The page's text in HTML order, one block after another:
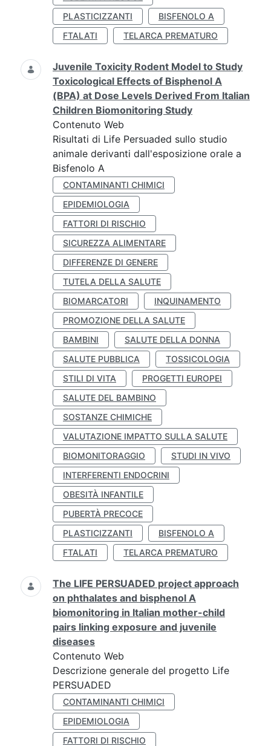
PLASTICIZZANTI
BISFENOLO A
FTALATI
TELARCA PREMATURO
Juvenile Toxicity Rodent Model to Study
Toxicological Effects of Bisphenol A
(BPA) at Dose Levels Derived From Italian
Children Biomonitoring Study
Contenuto Web
Risultati di Life Persuaded sullo studio
animale derivanti dall'esposizione orale a
Bisfenolo A
CONTAMINANTI CHIMICI
EPIDEMIOLOGIA
FATTORI DI RISCHIO
SICUREZZA ALIMENTARE
DIFFERENZE DI GENERE
TUTELA DELLA SALUTE
BIOMARCATORI
INQUINAMENTO
PROMOZIONE DELLA SALUTE
BAMBINI
SALUTE DELLA DONNA
SALUTE PUBBLICA
TOSSICOLOGIA
STILI DI VITA
PROGETTI EUROPEI
SALUTE DEL BAMBINO
SOSTANZE CHIMICHE
VALUTAZIONE IMPATTO SULLA SALUTE
BIOMONITORAGGIO
STUDI IN VIVO
INTERFERENTI ENDOCRINI
OBESITÀ INFANTILE
PUBERTÀ PRECOCE
PLASTICIZZANTI
BISFENOLO A
FTALATI
TELARCA PREMATURO
The LIFE PERSUADED project approach
on phthalates and bisphenol A
biomonitoring in Italian mother-child
pairs linking exposure and juvenile
diseases
Contenuto Web
Descrizione generale del progetto Life
PERSUADED
CONTAMINANTI CHIMICI
EPIDEMIOLOGIA
FATTORI DI RISCHIO